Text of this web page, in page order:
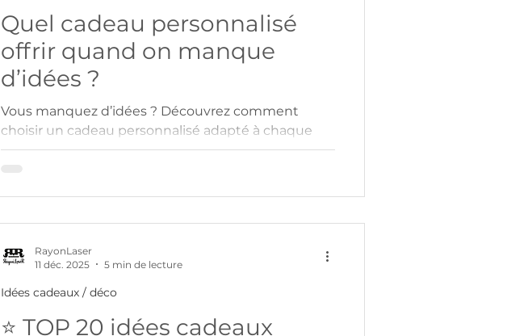
Quel cadeau personnalisé
offrir quand on manque
d’idées ?
Vous manquez d’idées ? Découvrez comment
choisir un cadeau personnalisé adapté à chaque
occasion et inspirez-vous de créations uniques.
⭐ TOP 20 idées cadeaux
Idées cadeaux / déco
RayonLaser
11 déc. 2025
5 min de lecture